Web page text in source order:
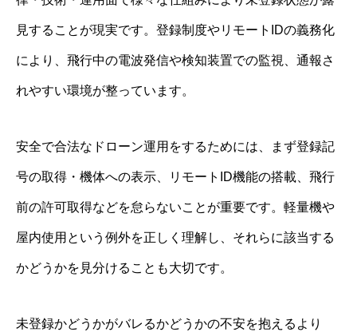
見することが現実です。登録制度やリモートIDの義務化
により、飛行中の電波発信や検知装置での監視、通報さ
れやすい環境が整っています。
安全で合法なドローン運用をするためには、まず登録記
号の取得・機体への表示、リモートID機能の搭載、飛行
前の許可取得などを怠らないことが重要です。軽量機や
屋内使用という例外を正しく理解し、それらに該当する
かどうかを見分けることも大切です。
未登録かどうかがバレるかどうかの不安を抱えるより